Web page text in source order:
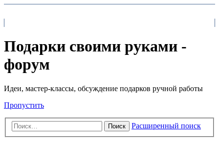
Подарки своими руками -
форум
Идеи, мастер-классы, обсуждение подарков ручной работы
Пропустить
Поиск Расширенный поиск